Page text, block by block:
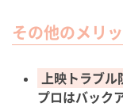
その他のメリ
上映トラブル
プロはバック